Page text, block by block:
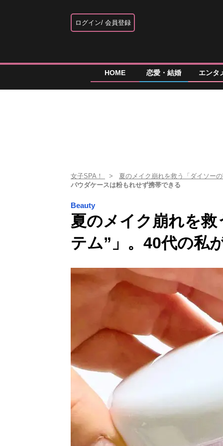
ログイン 会員登録
HOME 恋愛・結婚 エンタ
女子SPA！
夏のメイク崩れを救う「ダイソー
パウダケースは粉もれせず携帯できる
Beauty
夏のメイク崩れを
テム”」。40代の私